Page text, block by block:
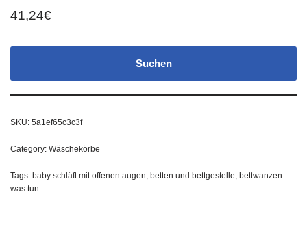
41,24€
Suchen
SKU: 5a1ef65c3c3f
Category: Wäschekörbe
Tags: baby schläft mit offenen augen, betten und bettgestelle, bettwanzen
was tun